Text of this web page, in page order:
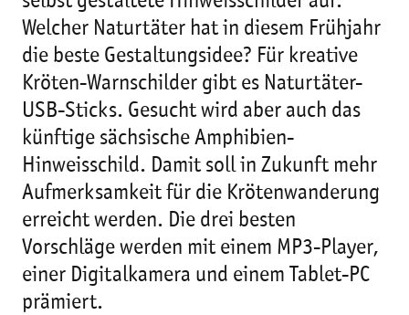
Welcher Naturtäter hat in diesem Frühjahr
die beste Gestaltungsidee? Für kreative
Kröten-Warnschilder gibt es Naturtäter-
USB-Sticks. Gesucht wird aber auch das
künftige sächsische Amphibien-
Hinweisschild. Damit soll in Zukunft mehr
Aufmerksamkeit für die Krötenwanderung
erreicht werden. Die drei besten
Vorschläge werden mit einem MP3-Player,
einer Digitalkamera und einem Tablet-PC
prämiert.